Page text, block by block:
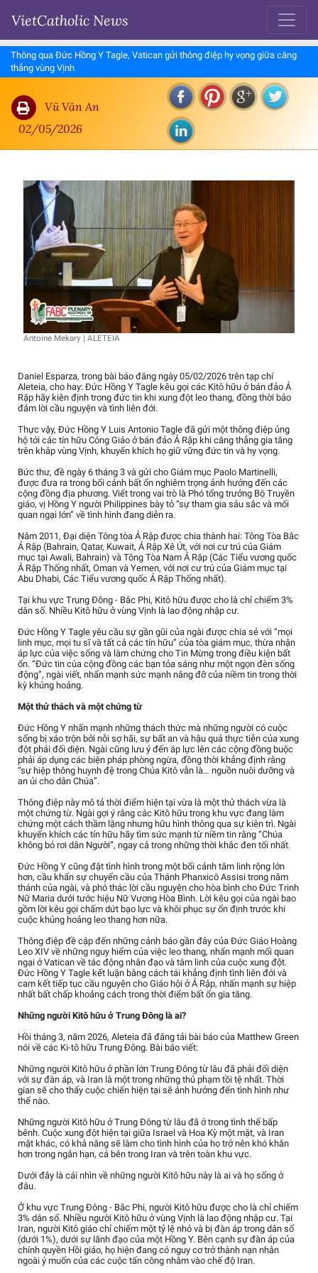
VietCatholic News
Thông qua Đức Hồng Y Tagle, Vatican gửi thông điệp hy vọng giữa căng
thẳng vùng Vịnh
Vũ Văn An
02/05/2026
Antoine Mekary | ALETEIA
Daniel Esparza, trong bài báo đăng ngày 05/02/2026 trên tạp chí
Aleteia, cho hay: Đức Hồng Y Tagle kêu gọi các Kitô hữu ở bán đảo Ả
Rập hãy kiên định trong đức tin khi xung đột leo thang, đồng thời bảo
đảm lời cầu nguyện và tình liên đới.
Thực vậy, Đức Hồng Y Luis Antonio Tagle đã gửi một thông điệp ủng
hộ tới các tín hữu Công Giáo ở bán đảo Ả Rập khi căng thẳng gia tăng
trên khắp vùng Vịnh, khuyến khích họ giữ vững đức tin và hy vọng.
Bức thư, đề ngày 6 tháng 3 và gửi cho Giám mục Paolo Martinelli,
được đưa ra trong bối cảnh bất ổn nghiêm trọng ảnh hưởng đến các
cộng đồng địa phương. Viết trong vai trò là Phó tổng trưởng Bộ Truyền
giáo, vị Hồng Y người Philippines bày tỏ “sự tham gia sâu sắc và mối
quan ngại lớn” về tình hình đang diễn ra.
Năm 2011, Đại diện Tông tòa Ả Rập được chia thành hai: Tông Tòa Bắc
Ả Rập (Bahrain, Qatar, Kuwait, Ả Rập Xê Út, với nơi cư trú của Giám
mục tại Awali, Bahrain) và Tông Tòa Nam Ả Rập (Các Tiểu vương quốc
Ả Rập Thống nhất, Oman và Yemen, với nơi cư trú của Giám mục tại
Abu Dhabi, Các Tiểu vương quốc Ả Rập Thống nhất).
Tại khu vực Trung Đông - Bắc Phi, Kitô hữu được cho là chỉ chiếm 3%
dân số. Nhiều Kitô hữu ở vùng Vịnh là lao động nhập cư.
Đức Hồng Y Tagle yêu cầu sự gần gũi của ngài được chia sẻ với “mọi
linh mục, mọi tu sĩ và tất cả các tín hữu” của tòa giám mục, thừa nhận
áp lực của việc sống và làm chứng cho Tin Mừng trong điều kiện bất
ổn. “Đức tin của cộng đồng các bạn tỏa sáng như một ngọn đèn sống
động”, ngài viết, nhấn mạnh sức mạnh nâng đỡ của niềm tin trong thời
kỳ khủng hoảng.
Một thử thách và một chứng từ
Đức Hồng Y nhấn mạnh những thách thức mà những người có cuộc
sống bị xáo trộn bởi nỗi sợ hãi, sự bất an và hậu quả thực tiễn của xung
đột phải đối diện. Ngài cũng lưu ý đến áp lực lên các cộng đồng buộc
phải áp dụng các biện pháp phòng ngừa, đồng thời khẳng định rằng
“sự hiệp thông huynh đệ trong Chúa Kitô vẫn là… nguồn nuôi dưỡng và
an ủi cho dân Chúa”.
Thông điệp này mô tả thời điểm hiện tại vừa là một thử thách vừa là
một chứng từ. Ngài gợi ý rằng các Kitô hữu trong khu vực đang làm
chứng một cách thầm lặng nhưng hữu hình thông qua sự kiên trì. Ngài
khuyến khích các tín hữu hãy tìm sức mạnh từ niềm tin rằng “Chúa
không bỏ rơi dân Người”, ngay cả trong những thời khắc đen tối nhất.
Đức Hồng Y cũng đặt tình hình trong một bối cảnh tâm linh rộng lớn
hơn, cầu khẩn sự chuyển cầu của Thánh Phanxicô Assisi trong năm
thánh của ngài, và phó thác lời cầu nguyện cho hòa bình cho Đức Trinh
Nữ Maria dưới tước hiệu Nữ Vương Hòa Bình. Lời kêu gọi của ngài bao
gồm lời kêu gọi chấm dứt bạo lực và khôi phục sự ổn định trước khi
cuộc khủng hoảng leo thang hơn nữa.
Thông điệp đề cập đến những cảnh báo gần đây của Đức Giáo Hoàng
Leo XIV về những nguy hiểm của việc leo thang, nhấn mạnh mối quan
ngại ở Vatican về tác động nhân đạo và tâm linh của cuộc xung đột.
Đức Hồng Y Tagle kết luận bằng cách tái khẳng định tình liên đới và
cam kết tiếp tục cầu nguyện cho Giáo hội ở Ả Rập, nhấn mạnh sự hiệp
nhất bất chấp khoảng cách trong thời điểm bất ổn gia tăng.
Những người Kitô hữu ở Trung Đông là ai?
Hồi tháng 3, năm 2026, Aleteia đã đăng tải bài báo của Matthew Green
nói về các Ki-tô hữu Trung Đông. Bài báo viết:
Những người Kitô hữu ở phần lớn Trung Đông từ lâu đã phải đối diện
với sự đàn áp, và Iran là một trong những thủ phạm tồi tệ nhất. Thời
gian sẽ cho thấy cuộc chiến hiện tại sẽ ảnh hưởng đến tình hình như
thế nào.
Những người Kitô hữu ở Trung Đông từ lâu đã ở trong tình thế bấp
bênh. Cuộc xung đột hiện tại giữa Israel và Hoa Kỳ một mặt, và Iran
mặt khác, có khả năng sẽ làm cho tình hình của họ trở nên khó khăn
hơn trong ngắn hạn, cả bên trong Iran và trên toàn khu vực.
Dưới đây là cái nhìn về những người Kitô hữu này là ai và họ sống ở
đâu.
Ở khu vực Trung Đông - Bắc Phi, người Kitô hữu được cho là chỉ chiếm
3% dân số. Nhiều người Kitô hữu ở vùng Vịnh là lao động nhập cư. Tại
Iran, người Kitô giáo chỉ chiếm một tỷ lệ nhỏ và bị đàn áp trong dân số
(dưới 1%), dưới sự lãnh đạo của một Hồng Y. Bên cạnh sự đàn áp của
chính quyền Hồi giáo, họ hiện đang có nguy cơ trở thành nạn nhân
ngoài ý muốn của các cuộc tấn công nhằm vào chế độ Iran.